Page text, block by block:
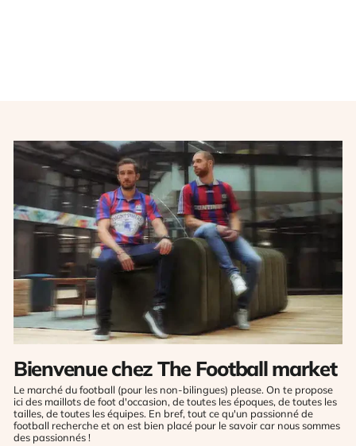
Bienvenue chez The Football market
Le marché du football (pour les non-bilingues) please. On te propose
ici des maillots de foot d'occasion, de toutes les époques, de toutes les
tailles, de toutes les équipes. En bref, tout ce qu'un passionné de
football recherche et on est bien placé pour le savoir car nous sommes
des passionnés !